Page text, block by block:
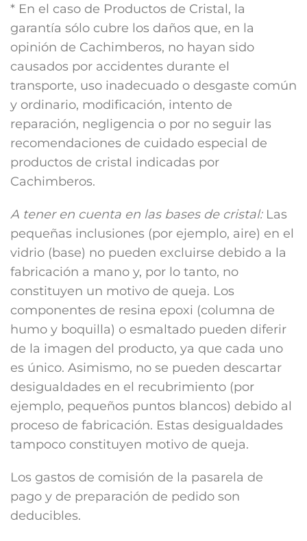
* En el caso de Productos de Cristal, la
garantía sólo cubre los daños que, en la
opinión de Cachimberos, no hayan sido
causados por accidentes durante el
transporte, uso inadecuado o desgaste común
y ordinario, modificación, intento de
reparación, negligencia o por no seguir las
recomendaciones de cuidado especial de
productos de cristal indicadas por
Cachimberos.
A tener en cuenta en las bases de cristal:Las
pequeñas inclusiones (por ejemplo, aire) en el
vidrio (base) no pueden excluirse debido a la
fabricación a mano y, por lo tanto, no
constituyen un motivo de queja. Los
componentes de resina epoxi (columna de
humo y boquilla) o esmaltado pueden diferir
de la imagen del producto, ya que cada uno
es único. Asimismo, no se pueden descartar
desigualdades en el recubrimiento (por
ejemplo, pequeños puntos blancos) debido al
proceso de fabricación. Estas desigualdades
tampoco constituyen motivo de queja.
Los gastos de comisión de la pasarela de
pago y de preparación de pedido son
deducibles.